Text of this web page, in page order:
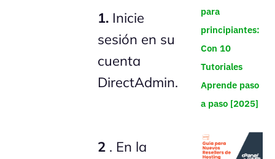
1. Inicie
sesión en su
cuenta
DirectAdmin.
2 . En la
para
principiantes:
Con 10
Tutoriales
Aprende paso
a paso [2025]